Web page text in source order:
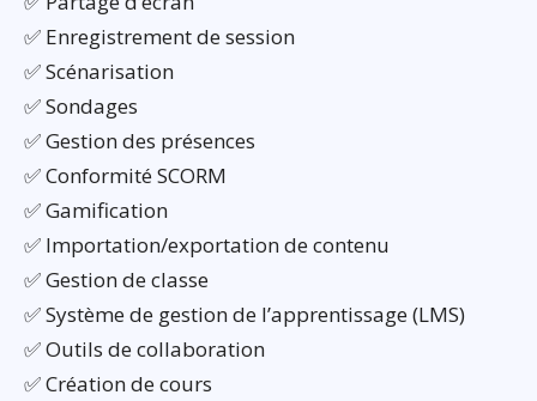
✅ Enregistrement de session
✅ Scénarisation
✅ Sondages
✅ Gestion des présences
✅ Conformité SCORM
✅ Gamification
✅ Importation/exportation de contenu
✅ Gestion de classe
✅ Système de gestion de l’apprentissage (LMS)
✅ Outils de collaboration
✅ Création de cours